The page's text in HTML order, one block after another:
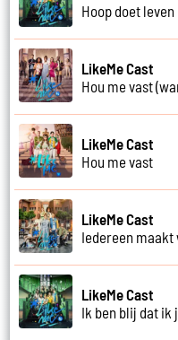
Hoop doet leven
LikeMe Cast
Hou me vast
LikeMe Cast
Hou me vast
LikeMe Cast
Iedereen maakt
LikeMe Cast
Ik ben blij dat ik